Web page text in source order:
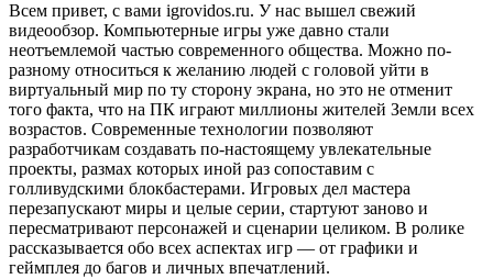
Всем привет, с вами igrovidos.ru. У нас вышел свежий
видеообзор. Компьютерные игры уже давно стали
неотъемлемой частью современного общества. Можно по-
разному относиться к желанию людей с головой уйти в
виртуальный мир по ту сторону экрана, но это не отменит
того факта, что на ПК играют миллионы жителей Земли всех
возрастов. Современные технологии позволяют
разработчикам создавать по-настоящему увлекательные
проекты, размах которых иной раз сопоставим с
голливудскими блокбастерами. Игровых дел мастера
перезапускают миры и целые серии, стартуют заново и
пересматривают персонажей и сценарии целиком. В ролике
рассказывается обо всех аспектах игр — от графики и
геймплея до багов и личных впечатлений.